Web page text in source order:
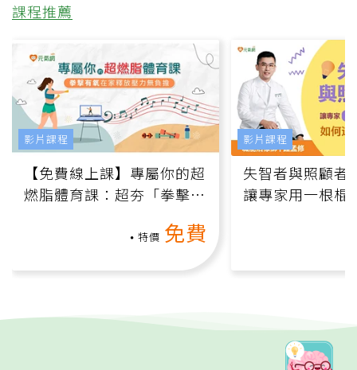
課程推薦
【免費線上課】專屬你的超
燃脂體育課：超夯「拳擊有
特價 免費
影片課程
失智者與照顧者
讓專家用一根棍
影片課程